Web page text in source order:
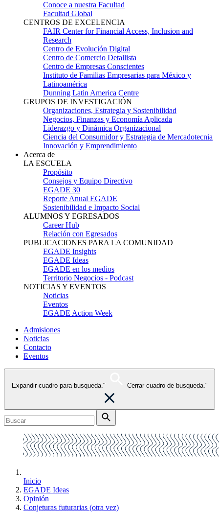
Conoce a nuestra Facultad
Facultad Global
CENTROS DE EXCELENCIA
FAIR Center for Financial Access, Inclusion and
Research
Centro de Evolución Digital
Centro de Comercio Detallista
Centro de Empresas Conscientes
Instituto de Familias Empresarias para México y
Latinoamérica
Dunning Latin America Centre
GRUPOS DE INVESTIGACIÓN
Organizaciones, Estrategia y Sostenibilidad
Negocios, Finanzas y Economía Aplicada
Liderazgo y Dinámica Organizacional
Ciencia del Consumidor y Estrategia de Mercadotecnia
Innovación y Emprendimiento
Acerca de
LA ESCUELA
Propósito
Consejos y Equipo Directivo
EGADE 30
Reporte Anual EGADE
Sostenibilidad e Impacto Social
ALUMNOS Y EGRESADOS
Career Hub
Relación con Egresados
PUBLICACIONES PARA LA COMUNIDAD
EGADE Insights
EGADE Ideas
EGADE en los medios
Territorio Negocios - Podcast
NOTICIAS Y EVENTOS
Noticias
Eventos
EGADE Action Week
Admisiones
Noticias
Contacto
Eventos
Expandir cuadro para busqueda." Cerrar cuadro de busqueda."
Inicio
EGADE Ideas
Opinión
Conjeturas futurarias (otra vez)